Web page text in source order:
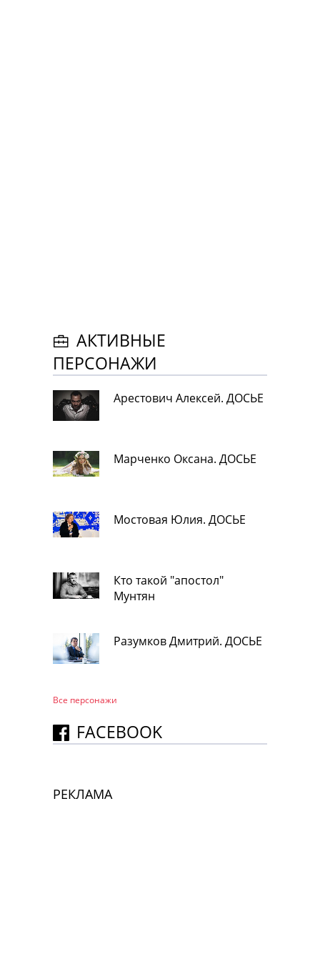
АКТИВНЫЕ
ПЕРСОНАЖИ
Арестович Алексей. ДОСЬЕ
Марченко Оксана. ДОСЬЕ
Мостовая Юлия. ДОСЬЕ
Кто такой "апостол"
Мунтян
Разумков Дмитрий. ДОСЬЕ
Все персонажи
FACEBOOK
РЕКЛАМА